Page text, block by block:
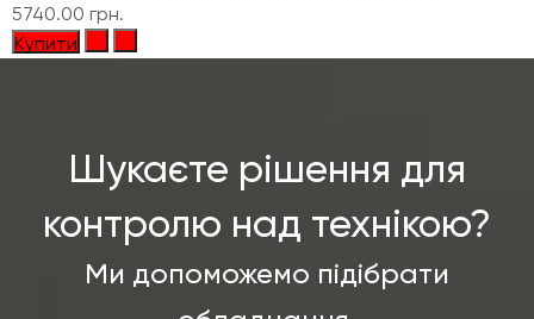
5740.00 грн.
Купити
Шукаєте рішення для
контролю над технікою?
Ми допоможемо підібрати